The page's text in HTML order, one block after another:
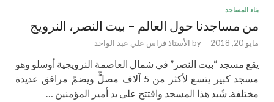
بناء المساجد
من مساجدنا حول العالم – بيت النصر، النرويج
مايو 20, 2018 -
by الأستاذ فراس علي عبد الواحد
يقع مسجد “بيت النصر” في شمال العاصمة النرويجية أوسلو وهو
مسجد كبير يتسع لأكثر من 5 آلاف مصلٍّ ويضمّ مرافق عديدة
مختلفة. شُيد هذا المسجد وافتتح على يد أمير المؤمنين …